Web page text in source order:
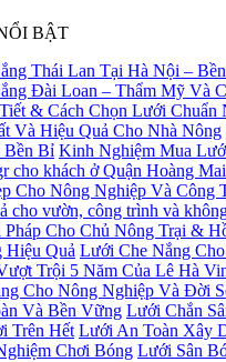
BẬT
Kinh Nghiệm Mua
Lưới Che Nắng
Lưới Chắn
Lưới An Toàn Xây
Lưới Sân